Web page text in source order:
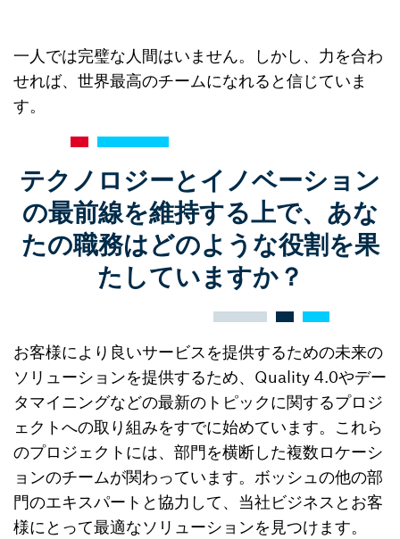
一人では完璧な人間はいません。しかし、力を合わ
せれば、世界最高のチームになれると信じていま
す。
テクノロジーとイノベーション
の最前線を維持する上で、あな
たの職務はどのような役割を果
たしていますか？
お客様により良いサービスを提供するための未来の
ソリューションを提供するため、Quality 4.0やデー
タマイニングなどの最新のトピックに関するプロジ
ェクトへの取り組みをすでに始めています。これら
のプロジェクトには、部門を横断した複数ロケーシ
ョンのチームが関わっています。ボッシュの他の部
門のエキスパートと協力して、当社ビジネスとお客
様にとって最適なソリューションを見つけます。